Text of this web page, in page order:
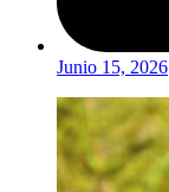
Junio 15, 2026